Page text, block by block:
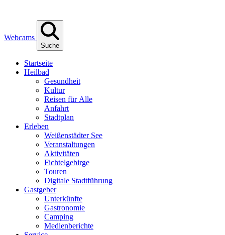
Webcams
Suche
Start­sei­te
Heil­bad
Gesund­heit
Kul­tur
Rei­sen für Alle
Anfahrt
Stadt­plan
Erle­ben
Wei­ßen­städ­ter See
Ver­an­stal­tun­gen
Akti­vi­tä­ten
Fich­tel­ge­bir­ge
Tou­ren
Digi­ta­le Stadtführung
Gast­ge­ber
Unter­künf­te
Gas­tro­no­mie
Cam­ping
Medi­en­be­rich­te